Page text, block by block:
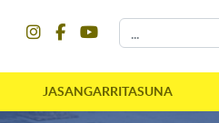
JASANGARRITASUNA